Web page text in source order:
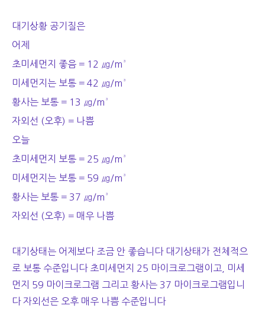
대기상황 공기질은
어제
초미세먼지 좋음 = 12 ㎍/m³
미세먼지는 보통 = 42 ㎍/m³
황사는 보통 = 13 ㎍/m³
자외선 (오후) = 나쁨
오늘
초미세먼지 보통 = 25 ㎍/m³
미세먼지는 보통 = 59 ㎍/m³
황사는 보통 = 37 ㎍/m³
자외선 (오후) = 매우 나쁨
대기상태는 어제보다 조금 안 좋습니다 대기상태가 전체적으
로 보통 수준입니다 초미세먼지 25 마이크로그램이고, 미세
먼지 59 마이크로그램 그리고 황사는 37 마이크로그램입니
다 자외선은 오후 매우 나쁨 수준입니다